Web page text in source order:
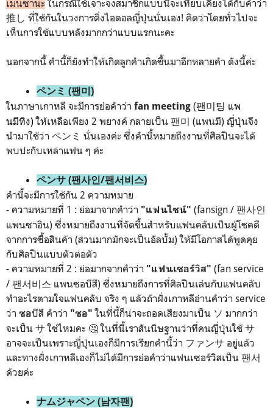
เมนซานะ ในกรณีใช้เจาะจงสมาชิกแบบนี้จะเทียบเคียงได้กับคำว่า
推し ที่ใช้กันในวงการติ่งไอดอลญี่ปุ่นนั่นเอง! คิดว่าโดยทั่วไปจะ
เห็นการใช้แบบหลังมากกว่าแบบแรกนะคะ
นอกจากนี้ คำนี้ก็ยังทำให้เกิดลูกคำเกิดขึ้นมาอีกหลายคำ ดังนี้ค่ะ
ペンミ (팬미)
ในภาษาเกาหลี จะมีการย่อคำว่า fan meeting (팬미팅 แพ
นมีทิง)ให้เหลือเพียง 2 พยางค์ กลายเป็น 팬미 (แพนมี) ญี่ปุ่นจึง
นำมาใช้ว่า ペンミ นั่นเองค่ะ ซึ่งคำนี้หมายถึงงานที่ศิิลปินจะได้
พบปะกับเหล่าแฟน ๆ ค่ะ
ペンサ (팬사인/팬서비스)
คำนี้จะมีการใช้กัน 2 ความหมาย
- ความหมายที่ 1 : ย่อมาจากคำว่า "แฟนไซน์" (fansign / 팬사인
แพนซาอิน) ซึ่งหมายถึงงานที่จัดขึ้นสำหรับแฟนคลับเป็นผู้โชคดี
จากการซื้อสินค้า (ส่วนมากมักจะเป็นอัลบั้ม) ให้มีโอกาสได้พูดคุย
กับศิลปินแบบตัวต่อตัว
- ความหมายที่ 2 : ย่อมากจากคำว่า "แฟนเซอร์วิส" (fan service
/ 팬서비스 แพนซอบีสึ) ซึ่งหมายถึงการที่ศิลปินเล่นกับแฟนคลับ
ทำอะไรตามใจแฟนคลับ จริง ๆ แล้วถ้าฝั่งเกาหลีอ่านคำว่า service
ว่า ซอบีสึ คำว่า "ซอ" ในที่นี้ก็น่าจะถอดเสียงมาเป็น ソ มากกว่า
จะเป็น サ ใช่ไหมคะ 🤔 ในที่นี้เราสันนิษฐานว่าที่คนญี่ปุ่นใช้ サ
อาจจะเป็นเพราะญี่ปุ่นเองก็มีการเรียกคำนี้ว่า ファンサ อยู่แล้ว
และทางฝั่งเกาหลีเองก็ไม่ได้มีการย่อคำว่าแฟนเซอร์วิสเป็น 팬서
ด้วยค่ะ
ナムジャペン (남자팬)